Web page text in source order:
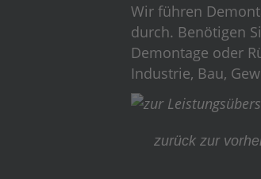
Wir führen
durch. Benötigen
Demontage oder
Industrie, Bau,
zurück zur